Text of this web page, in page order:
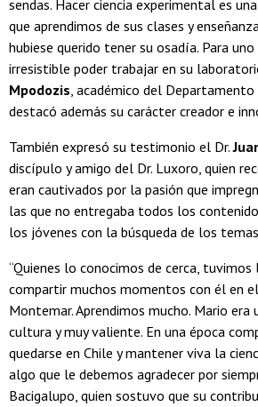
sendas. Hacer ciencia experimental es
que aprendimos de sus clases y
hubiese querido tener su osadía. Para
irresistible poder trabajar en su
Mpodozis, académico del
destacó además su carácter creador e
También expresó su testimonio el Dr.
discípulo y amigo del Dr. Luxoro, quien
eran cautivados por la pasión que
las que no entregaba todos los
los jóvenes con la búsqueda de los
“Quienes lo conocimos de cerca,
compartir muchos momentos con él en
Montemar. Aprendimos mucho. Mario era
cultura y muy valiente. En una época
quedarse en Chile y mantener viva la
algo que le debemos agradecer por
Bacigalupo, quien sostuvo que su